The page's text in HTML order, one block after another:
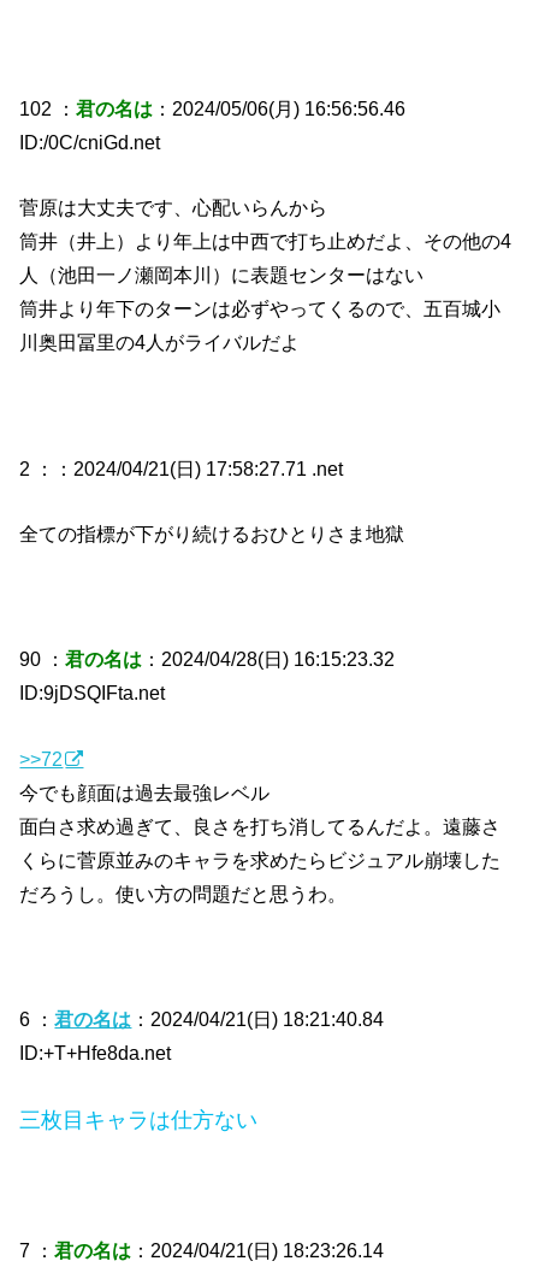
102 ：君の名は ：2024/05/06(月) 16:56:56.46
ID:/0C/cniGd.net
菅原は大丈夫です、心配いらんから
筒井（井上）より年上は中西で打ち止めだよ、その他の4
人（池田一ノ瀬岡本川）に表題センターはない
筒井より年下のターンは必ずやってくるので、五百城小
川奥田冨里の4人がライバルだよ
2 ： ：2024/04/21(日) 17:58:27.71 .net
全ての指標が下がり続けるおひとりさま地獄
90 ：君の名は ：2024/04/28(日) 16:15:23.32
ID:9jDSQIFta.net
>>72
今でも顔面は過去最強レベル
面白さ求め過ぎて、良さを打ち消してるんだよ。遠藤さ
くらに菅原並みのキャラを求めたらビジュアル崩壊した
だろうし。使い方の問題だと思うわ。
6 ：君の名は ：2024/04/21(日) 18:21:40.84
ID:+T+Hfe8da.net
三枚目キャラは仕方ない
7 ：君の名は ：2024/04/21(日) 18:23:26.14